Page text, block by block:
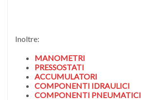
Inoltre:
MANOMETRI
PRESSOSTATI
ACCUMULATORI
COMPONENTI IDRAULICI
COMPONENTI PNEUMATICI